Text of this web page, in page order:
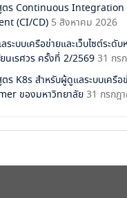
ตร Continuous
(CI/CD) 5 สิงหาคม 2026
ระบบเครือข่ายและเว็บไซต์ระดั
นเรศวร ครั้งที่ 2/2569 31 กร
ร K8s สำหรับผู้ดูแลระบบเครือ
ของมหาวิทยาลัย 31 กรกฎ